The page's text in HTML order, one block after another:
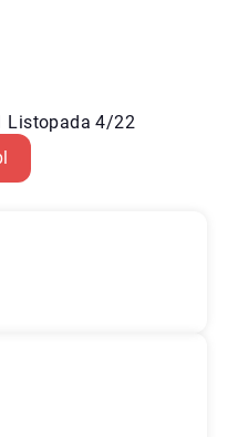
Listopada 4/22